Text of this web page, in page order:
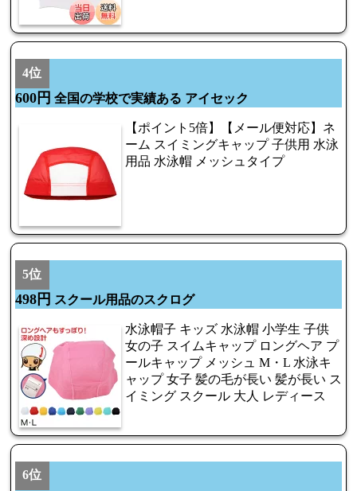
4位
600円 全国の学校で実績ある アイセック
【ポイント5倍】【メール便対応】ネ
ーム スイミングキャップ 子供用 水泳
用品 水泳帽 メッシュタイプ
5位
498円 スクール用品のスクログ
水泳帽子 キッズ 水泳帽 小学生 子供
女の子 スイムキャップ ロングヘア プ
ールキャップ メッシュ M・L 水泳キ
ャップ 女子 髪の毛が長い 髪が長い ス
イミング スクール 大人 レディース
6位